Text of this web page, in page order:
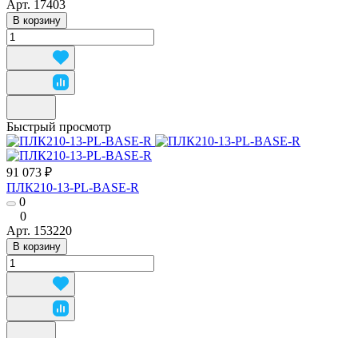
Арт. 17403
В корзину
Быстрый просмотр
91 073 ₽
ПЛК210-13-PL-BASE-R
0
0
Арт. 153220
В корзину